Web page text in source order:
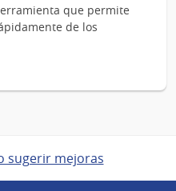
que permite
de los
sugerir mejoras